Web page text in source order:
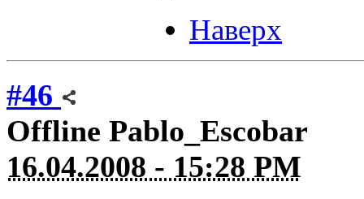
Наверх
#46
Offline Pablo_Escobar
16.04.2008 - 15:28 PM